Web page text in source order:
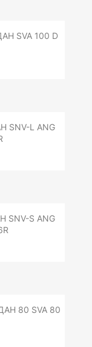
SVA 100 D
L ANG
S ANG
80 SVA 80